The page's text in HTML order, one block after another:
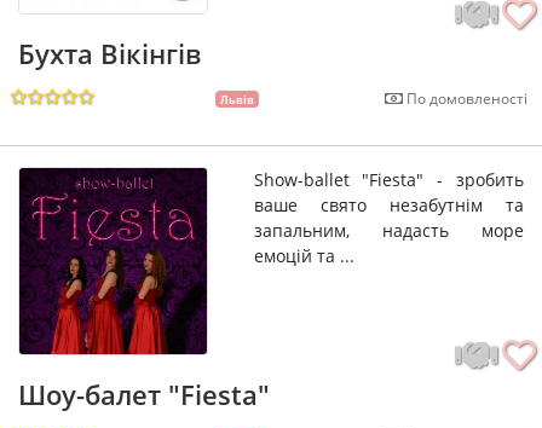
Бухта Вікінгів
Львів По домовленості
Show-ballet "Fiesta" - зробить
ваше свято незабутнім та
запальним, надасть море
емоцій та ...
Шоу-балет "Fiesta"